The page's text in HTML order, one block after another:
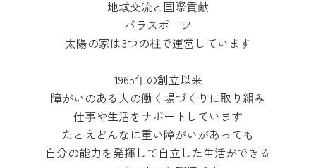
地域交流と国際貢献
パラスポーツ
太陽の家は3つの柱で運営しています
1965年の創立以来
障がいのある人の働く場づくりに取り組み
仕事や生活をサポートしています
たとえどんなに重い障がいがあっても
自分の能力を発揮して自立した生活ができる